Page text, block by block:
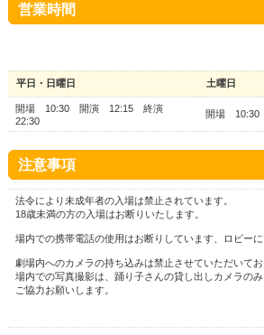
営業時間
平日・日曜日 土曜日
開場10:30 開演 12:15 終演
22:30
開場10:30
注意事項
法令により未成年者の入場は禁止されています。
18歳未満の方の入場はお断りいたします。
場内での携帯電話の使用はお断りしています、ロビーに
劇場内へのカメラの持ち込みは禁止させていただいてお
場内での写真撮影は、踊り子さんの貸し出しカメラのみ
ご協力お願いします。